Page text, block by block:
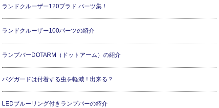
ランドクルーザー120プラド パーツ集！
ランドクルーザー100パーツの紹介
ランプバーDOTARM（ドットアーム）の紹介
バグガードは付着する虫を軽減！出来る？
LEDブルーリング付きランプバーの紹介